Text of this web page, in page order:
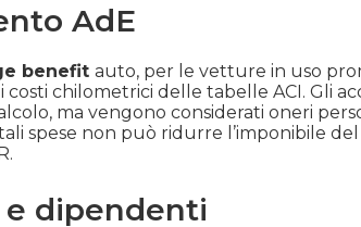
AdE
benefit auto, per le vetture in uso
chilometrici delle tabelle ACI. Gli
ma vengono considerati oneri
spese non può ridurre l’imponibile
dipendenti